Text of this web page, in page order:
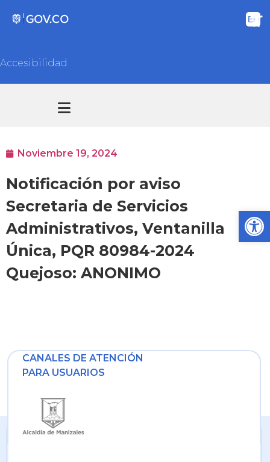
Accesibilidad
Noviembre 19, 2024
Notificación por aviso
Secretaria de Servicios
Administrativos, Ventanilla
Única, PQR 80984-2024
Quejoso: ANONIMO
CANALES DE ATENCIÓN
PARA USUARIOS